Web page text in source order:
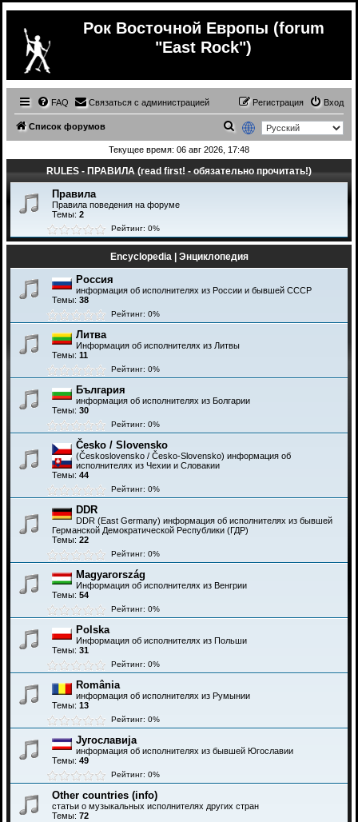
Рок Восточной Европы (forum
"East Rock")
FAQ Связаться с администрацией Вход
Регистрация
Список форумов
о
с
Текущее время: 06 авг 2026, 17:48
RULES - ПРАВИЛА (read first! - обязательно прочитать!)
Правила
Правила поведения на форуме
Темы: 2
Рейтинг: 0%
Encyclopedia | Энциклопедия
Россия
информация об исполнителях из России и бывшей СССР
Темы: 38
Рейтинг: 0%
Литва
Информация об исполнителях из Литвы
Темы: 11
Рейтинг: 0%
България
информация об исполнителях из Болгарии
Темы: 30
Рейтинг: 0%
Česko / Slovensko
(Československo / Česko-Slovensko) информация об
исполнителях из Чехии и Словакии
Темы: 44
Рейтинг: 0%
DDR
DDR (East Germany) информация об исполнителях из бывшей
Германской Демократической Республики (ГДР)
Темы: 22
Рейтинг: 0%
Magyarország
Информация об исполнителях из Венгрии
Темы: 54
Рейтинг: 0%
Polska
Информация об исполнителях из Польши
Темы: 31
Рейтинг: 0%
România
информация об исполнителях из Румынии
Темы: 13
Рейтинг: 0%
Југославија
информация об исполнителях из бывшей Югославии
Темы: 49
Рейтинг: 0%
Other countries (info)
статьи о музыкальных исполнителях других стран
Темы: 72